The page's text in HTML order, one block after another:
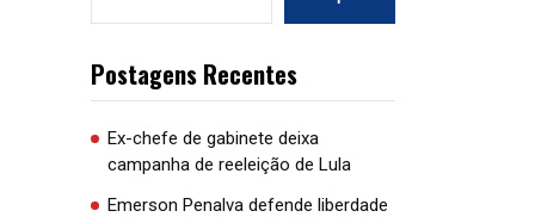
Postagens Recentes
Ex-chefe de gabinete deixa
campanha de reeleição de Lula
Emerson Penalva defende liberdade